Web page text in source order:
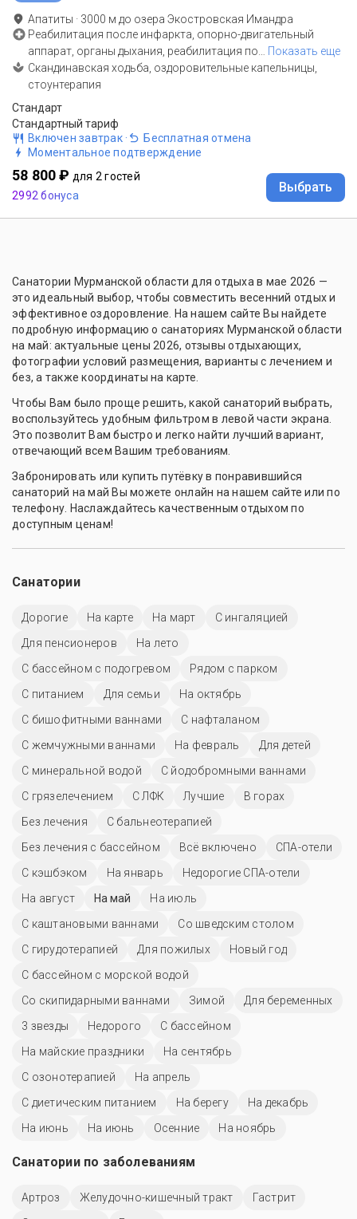
Апатиты · 3000 м до озера Экостровская Имандра
Реабилитация после инфаркта, опорно-двигательный
аппарат, органы дыхания, реабилитация по
Показать еще
Скандинавская ходьба, оздоровительные капельницы,
стоунтерапия
Стандарт
Стандартный тариф
Включен завтрак·
Бесплатная отмена
Моментальное подтверждение
58 800 ₽ для 2 гостей
2992 бонуса
Выбрать
Санатории Мурманской области для отдыха в мае 2026 —
это идеальный выбор, чтобы совместить весенний отдых и
эффективное оздоровление. На нашем сайте Вы найдете
подробную информацию о санаториях Мурманской области
на май: актуальные цены 2026, отзывы отдыхающих,
фотографии условий размещения, варианты с лечением и
без, а также координаты на карте.
Чтобы Вам было проще решить, какой санаторий выбрать,
воспользуйтесь удобным фильтром в левой части экрана.
Это позволит Вам быстро и легко найти лучший вариант,
отвечающий всем Вашим требованиям.
Забронировать или купить путёвку в понравившийся
санаторий на май Вы можете онлайн на нашем сайте или по
телефону. Наслаждайтесь качественным отдыхом по
доступным ценам!
Санатории
Дорогие На карте На март
С ингаляцией
Для пенсионеров
На лето
С бассейном с подогревом
Рядом с парком
С питанием
Для семьи
На октябрь
С бишофитными ваннами
С нафталаном
С жемчужными ваннами
На февраль
Для детей
С минеральной водой
С йодобромными ваннами
С грязелечением
С ЛФК Лучшие
В горах
Без лечения
С бальнеотерапией
Без лечения с бассейном
Всё включено
СПА-отели
С кэшбэком
На январь
Недорогие СПА-отели
На август
На май
На июль
С каштановыми ваннами
Со шведским столом
С гирудотерапией
Для пожилых
Новый год
С бассейном с морской водой
Со скипидарными ваннами
Зимой
Для беременных
3 звезды
Недорого
C бассейном
На майские праздники
На сентябрь
С озонотерапией
На апрель
С диетическим питанием
На берегу
На декабрь
На июнь
На июнь Осенние На ноябрь
Санатории по заболеваниям
Артроз Желудочно-кишечный тракт
Гастрит